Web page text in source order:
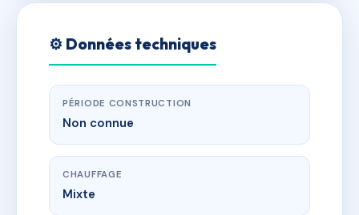
⚙️ Données techniques
PÉRIODE CONSTRUCTION
Non connue
CHAUFFAGE
Mixte